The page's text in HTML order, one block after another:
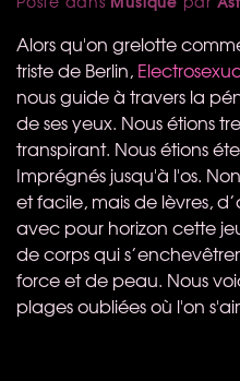
Alors qu'on grelotte
triste de Berlin,
nous guide à travers la
de ses yeux. Nous étions
transpirant. Nous étions
Imprégnés jusqu'à l'os.
et facile, mais de lèvres,
avec pour horizon cette
de corps qui
force et de peau. Nous
plages oubliées où l'on